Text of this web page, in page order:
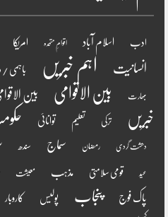
ادب اسلام آباد اقوامِ متحدہ امریکا
انسانیت اہم خبریں باہمی /
بھارت بین الاقوامی بین
خبریں
ترکی تعلیم توانائی
دھشت گردی رمضان سماج سندھ
عید قومی سلامتی مذہب معیشت
پاک فوج پنجاب پولیس کاروبار